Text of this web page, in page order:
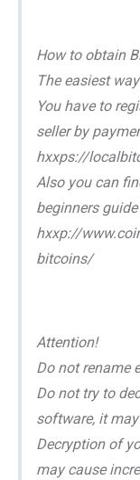
How to obtain
The easiest
You have to
seller by
hxxps://
Also you can
beginners guide
hxxp://
bitcoins/
Attention!
Do not rename
Do not try to
software, it
Decryption of
may cause